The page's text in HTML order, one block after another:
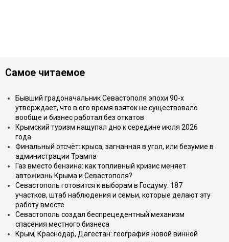
Самое читаемое
Бывший градоначальник Севастополя эпохи 90-х
утверждает, что в его время взяток не существовало
вообще и бизнес работал без откатов
Крымский туризм нащупал дно к середине июля 2026
года
Финальный отсчёт: крыса, загнанная в угол, или безумие в
администрации Трампа
Газ вместо бензина: как топливный кризис меняет
автожизнь Крыма и Севастополя?
Севастополь готовится к выборам в Госдуму: 187
участков, штаб наблюдения и семьи, которые делают эту
работу вместе
Севастополь создал беспрецедентный механизм
спасения местного бизнеса
Крым, Краснодар, Дагестан: география новой винной